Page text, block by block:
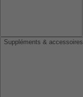
Suppléments & accessoires